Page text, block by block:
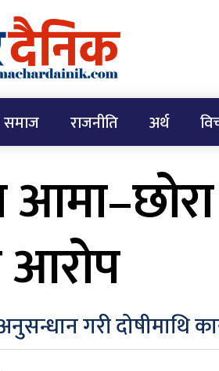
समाज राजनीति अर्थ
आरोप
गरी दोषीमाथि